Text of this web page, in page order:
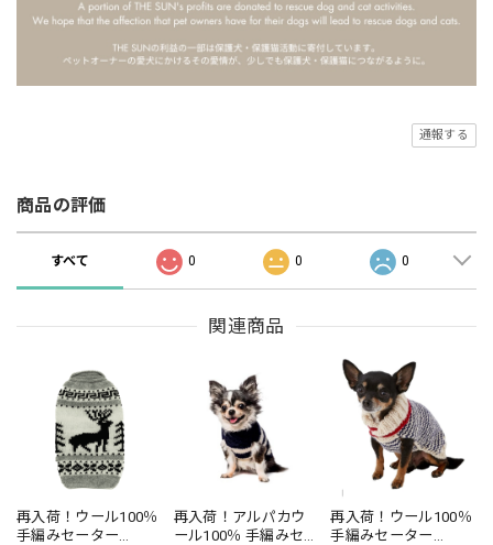
通報する
商品の評価
すべて 0 0 0
関連商品
再入荷！ウール100％
手編みセーター
再入荷！アルパカウ
ール100％ 手編みセー
再入荷！ウール100％
手編みセーター